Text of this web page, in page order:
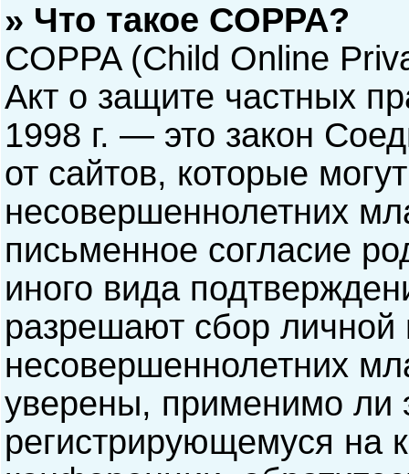
» Что такое COPPA?
COPPA (Child Online
Акт о защите частных
1998 г. — это закон
от сайтов, которые
несовершеннолетних
письменное согласие
иного вида
разрешают сбор
несовершеннолетних
уверены, применимо ли
регистрирующемуся на